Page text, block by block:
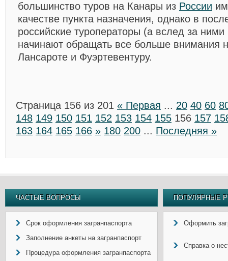
большинство туров на Канары из России
качестве пункта назначения, однако в
российские туроператоры (а вслед за ними
начинают обращать все больше внимания
Лансароте и Фуэртевентуру.
Страница 156 из 201 « Первая ... 20 40 60
148 149 150 151 152 153 154 155 156 157
163 164 165 166 » 180 200 ... Последняя »
ЧАСТЫЕ ВОПРОСЫ
Срок оформления загранпаспорта
Заполнение анкеты на загранпаспорт
Процедура оформления загранпаспорта
ПОПУЛЯРНЫЕ
Оформить
Справка о